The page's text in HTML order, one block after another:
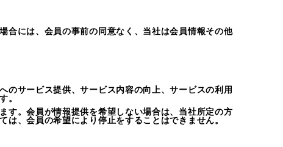
合には、会員の事前の同意なく、当社は会員情報その他
のサービス提供、サービス内容の向上、サービスの利用
。
す。会員が情報提供を希望しない場合は、当社所定の方
、会員の希望により停止をすることはできません。